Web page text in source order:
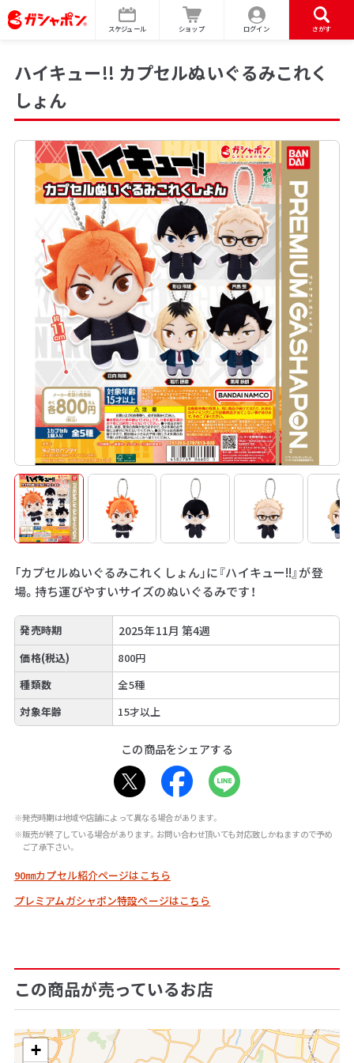
スケジュール ショップ ログイン さがす
ハイキュー!! カプセルぬいぐるみこれく
しょん
「カプセルぬいぐるみこれくしょん」に『ハイキュー!!』が登
場。持ち運びやすいサイズのぬいぐるみです！
発売時期 2025年11月 第4週
価格(税込)
800円
種類数
全5種
対象年齢
15才以上
この商品をシェアする
※発売時期は地域や店舗によって異なる場合があります。
※販売が終了している場合があります。お問い合わせ頂いても対応致しかねますので予め
ご了承下さい。
90㎜カプセル紹介ページはこちら
プレミアムガシャポン特設ページはこちら
この商品が売っているお店
+